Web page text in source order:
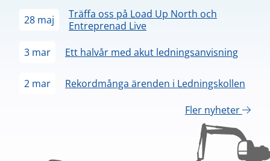
28 maj
Träffa oss på Load Up North och
Entreprenad Live
3 mar
Ett halvår med akut ledningsanvisning
2 mar
Rekordmånga ärenden i Ledningskollen
Fler nyheter